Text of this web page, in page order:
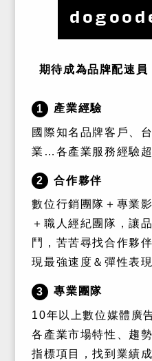
期待成為品牌配速
1 產業經驗
國際知名品牌客戶、
業…各產業服務經驗
2 合作夥伴
數位行銷團隊＋專業
＋職人經紀團隊，讓
鬥，苦苦尋找合作夥
現最強速度＆彈性表現
3 專業團隊
10年以上數位媒體廣
各產業市場特性、趨
指標項目，找到業績